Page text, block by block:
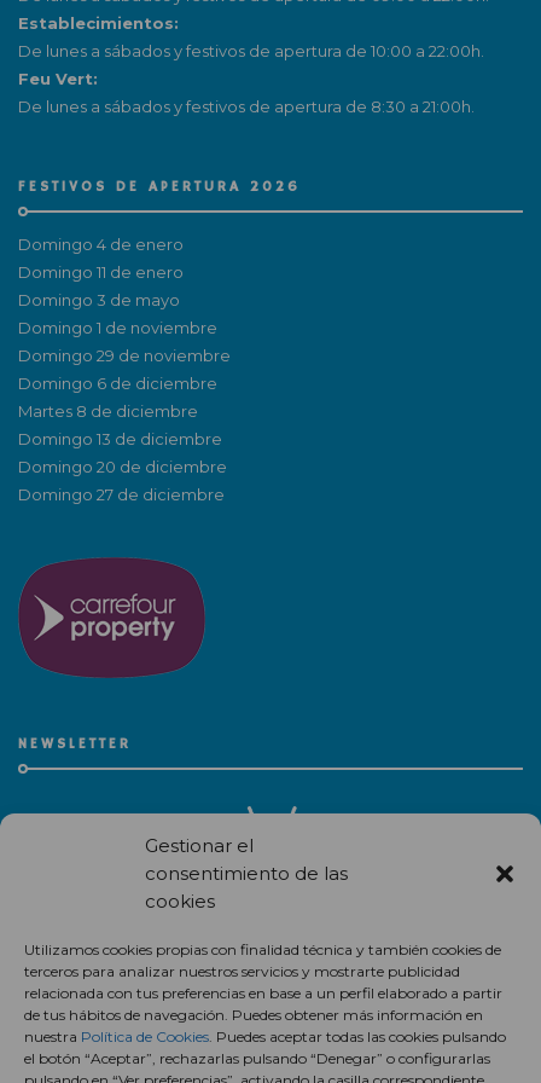
Gestionar el
consentimiento de las
cookies
Utilizamos cookies propias con finalidad técnica y también cookies de
terceros para analizar nuestros servicios y mostrarte publicidad
relacionada con tus preferencias en base a un perfil elaborado a partir
de tus hábitos de navegación. Puedes obtener más información en
nuestra Política de Cookies. Puedes aceptar todas las cookies pulsando
el botón “Aceptar”, rechazarlas pulsando “Denegar” o configurarlas
Establecimientos:
De lunes a sábados y festivos de apertura de 10:00 a 22:00h.
Feu Vert:
De lunes a sábados y festivos de apertura de 8:30 a 21:00h.
FESTIVOS DE APERTURA 2026
Domingo 4 de enero
Domingo 11 de enero
Domingo 3 de mayo
Domingo 1 de noviembre
Domingo 29 de noviembre
Domingo 6 de diciembre
Martes 8 de diciembre
Domingo 13 de diciembre
Domingo 20 de diciembre
Domingo 27 de diciembre
NEWSLETTER
centro comercial.
Suscríbete